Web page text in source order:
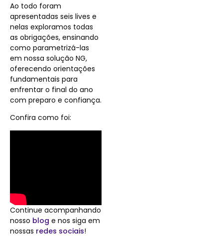
Ao todo foram
apresentadas seis lives e
nelas exploramos todas
as obrigações, ensinando
como parametrizá-las
em nossa solução NG,
oferecendo orientações
fundamentais para
enfrentar o final do ano
com preparo e confiança.
Confira como foi:
Continue acompanhando
nosso blog e nos siga em
nossas redes sociais!